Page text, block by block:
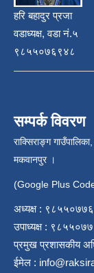
हरि बहादुर प्रजा
वडाध्यक्ष, वडा नं.५
९८५५०७६९४८
सम्पर्क विवरण
राक्सिराङ्ग
मकवानपुर ।
(Google Plus
अध्यक्ष :
उपाध्यक्ष :
प्रमुख प्रशासकीय
ईमेल :